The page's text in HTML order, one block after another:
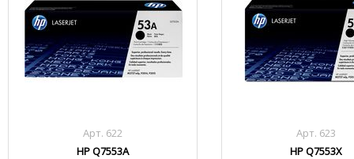
Арт. 622
HP Q7553A
Арт. 623
HP Q7553X